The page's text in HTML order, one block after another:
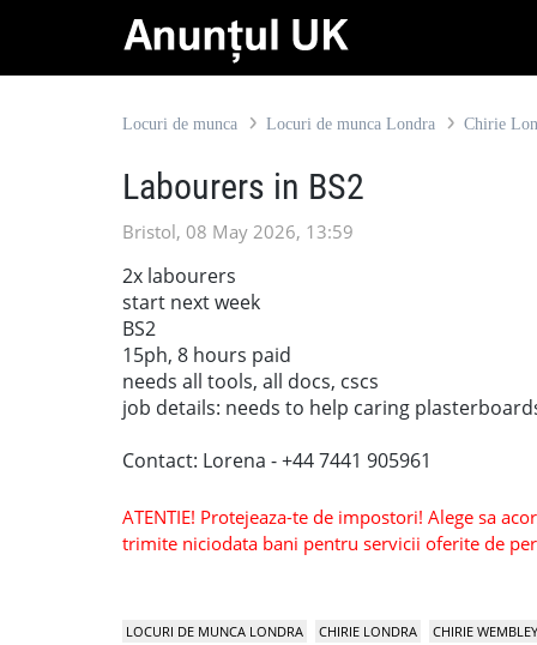
Locuri de munca Locuri de munca Londra Chirie
Labourers in BS2
Bristol, 08 May 2026, 13:59
2x labourers
start next week
BS2
15ph, 8 hours paid
needs all tools, all docs, cscs
job details: needs to help caring
Contact: Lorena - +44 7441 905961
ATENTIE! Protejeaza-te de impostori! Alege sa
trimite niciodata bani pentru servicii oferite de
LOCURI DE MUNCA LONDRA CHIRIE LONDRA CHIRIE WEMBLEY